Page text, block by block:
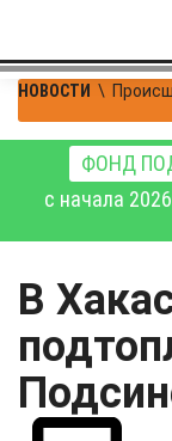
НОВОСТИ \
ФОНД
с начала
В